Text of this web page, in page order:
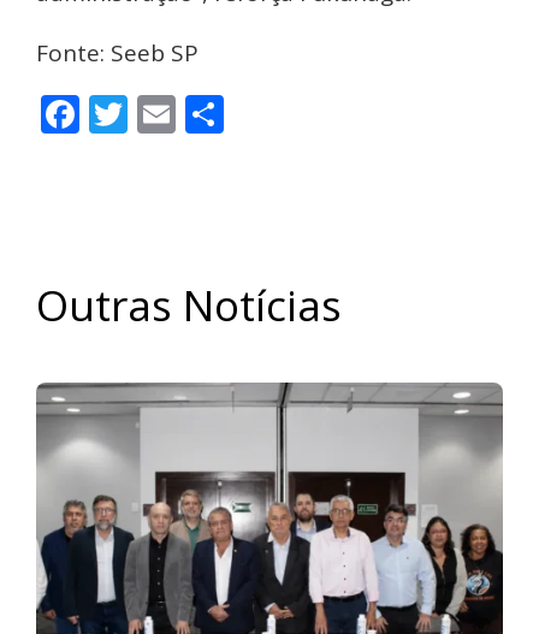
Fonte: Seeb SP
Facebook
Twitter
Email
Outras Notícias